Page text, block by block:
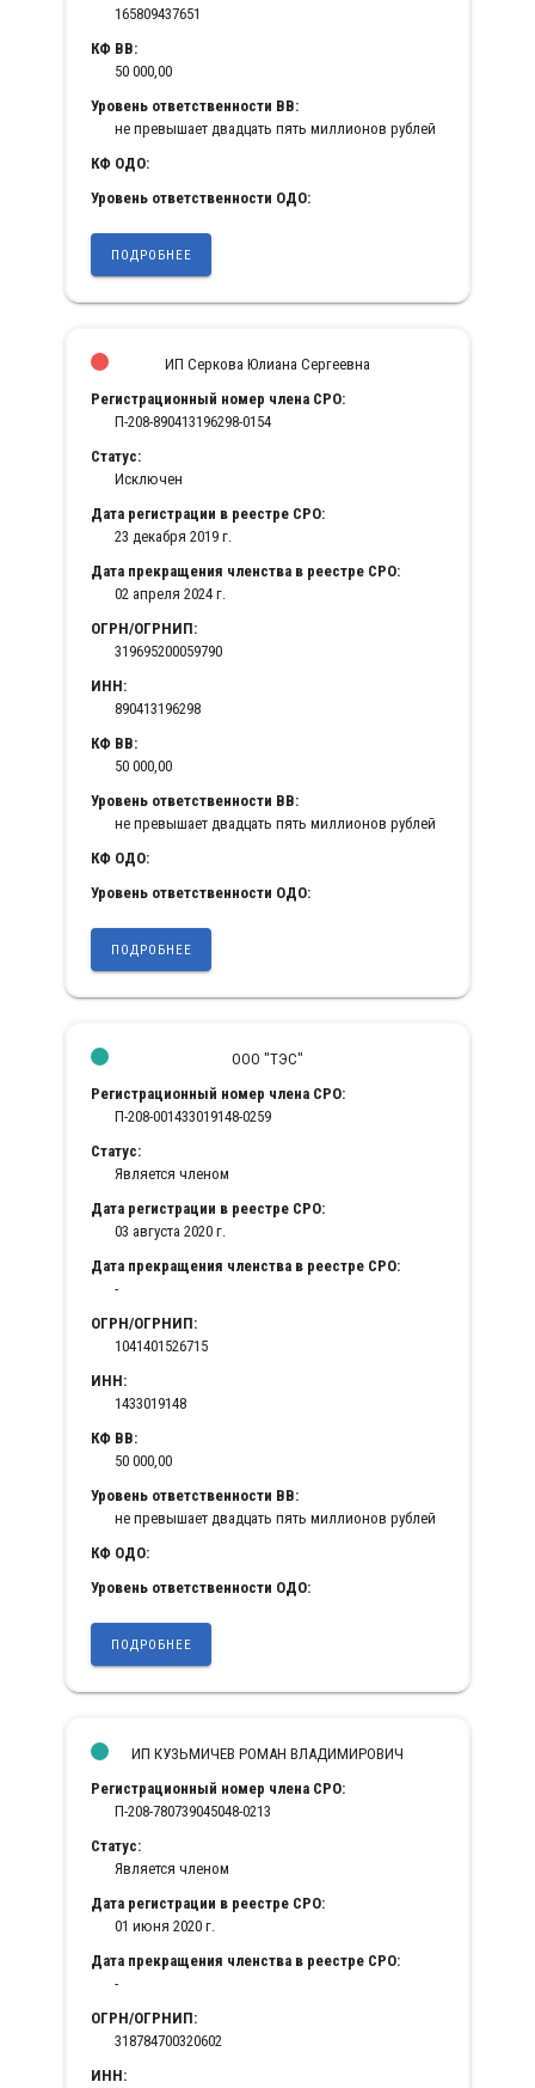
165809437651
КФ ВВ:
50 000,00
Уровень ответственности ВВ:
не превышает двадцать пять миллионов рублей
КФ ОДО:
Уровень ответственности ОДО:
ПОДРОБНЕЕ
ИП Серкова Юлиана Сергеевна
Регистрационный номер члена СРО:
П-208-890413196298-0154
Статус:
Исключен
Дата регистрации в реестре СРО:
23 декабря 2019 г.
Дата прекращения членства в реестре СРО:
02 апреля 2024 г.
ОГРН/ОГРНИП:
319695200059790
ИНН:
890413196298
КФ ВВ:
50 000,00
Уровень ответственности ВВ:
не превышает двадцать пять миллионов рублей
КФ ОДО:
Уровень ответственности ОДО:
ПОДРОБНЕЕ
ООО "ТЭС"
Регистрационный номер члена СРО:
П-208-001433019148-0259
Статус:
Является членом
Дата регистрации в реестре СРО:
03 августа 2020 г.
Дата прекращения членства в реестре СРО:
-
ОГРН/ОГРНИП:
1041401526715
ИНН:
1433019148
КФ ВВ:
50 000,00
Уровень ответственности ВВ:
не превышает двадцать пять миллионов рублей
КФ ОДО:
Уровень ответственности ОДО:
ПОДРОБНЕЕ
ИП КУЗЬМИЧЕВ РОМАН ВЛАДИМИРОВИЧ
Регистрационный номер члена СРО:
П-208-780739045048-0213
Статус:
Является членом
Дата регистрации в реестре СРО:
01 июня 2020 г.
Дата прекращения членства в реестре СРО:
-
ОГРН/ОГРНИП:
318784700320602
ИНН: